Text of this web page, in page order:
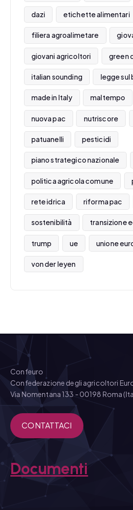
dazi etichette alimentari
filiera agroalimetare
giovani agricoltori green
italian sounding legge sul
made in Italy maltempo
nuova pac nutriscore
patuanelli pesticidi
piano strategico nazionale
politica agricola comune
rete idrica riforma pac
sostenibilità transizione
trump ue unione
von der leyen
Confeuro
Confederazione degli agricoltori
Via Nomentana 133 - 00198 Roma
CONTATTACI
Documenti